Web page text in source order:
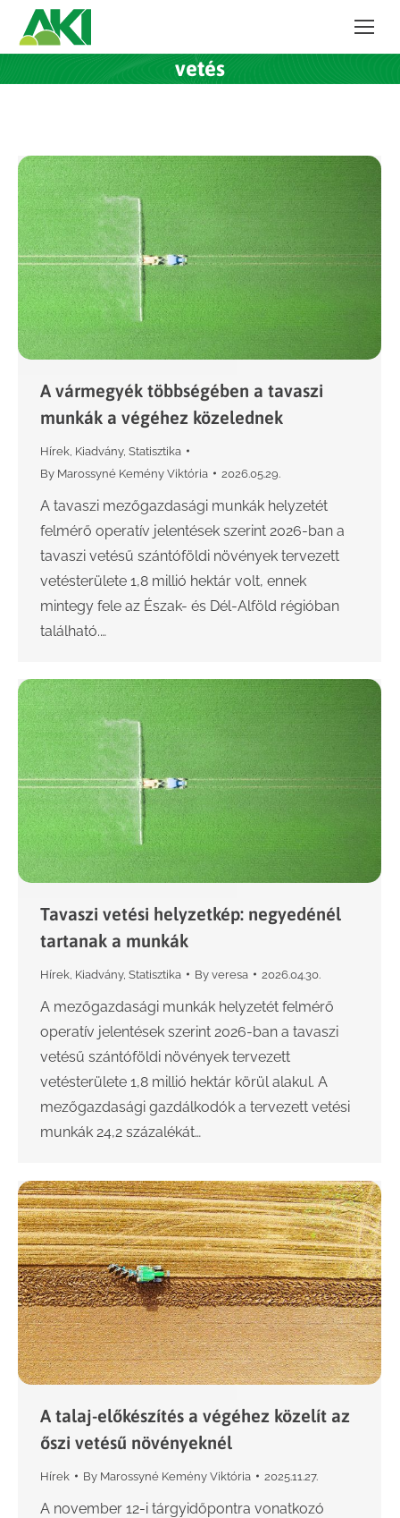
vetés
A vármegyék többségében a tavaszi
munkák a végéhez közelednek
Hírek Kiadvány, Statisztika
By Marossyné Kemény Viktória 2026.05.29.
A tavaszi mezőgazdasági munkák helyzetét
felmérő operatív jelentések szerint 2026-ban a
tavaszi vetésű szántóföldi növények tervezett
vetésterülete 1,8 millió hektár volt, ennek
mintegy fele az Észak- és Dél-Alföld régióban
található.…
Tavaszi vetési helyzetkép: negyedénél
tartanak a munkák
Hírek Kiadvány, Statisztika By veresa 2026.04.30.
A mezőgazdasági munkák helyzetét felmérő
operatív jelentések szerint 2026-ban a tavaszi
vetésű szántóföldi növények tervezett
vetésterülete 1,8 millió hektár körül alakul. A
mezőgazdasági gazdálkodók a tervezett vetési
munkák 24,2 százalékát…
A talaj-előkészítés a végéhez közelít az
őszi vetésű növényeknél
Hírek By Marossyné Kemény Viktória 2025.11.27.
A november 12-i tárgyidőpontra vonatkozó